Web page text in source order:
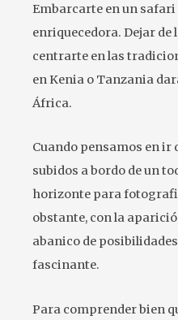
Embarcarte en un
enriquecedora. Dejar
centrarte en las
en Kenia o Tanzania
África.
Cuando pensamos en
subidos a bordo de un
horizonte para
obstante, con la
abanico de
fascinante.
Para comprender bien